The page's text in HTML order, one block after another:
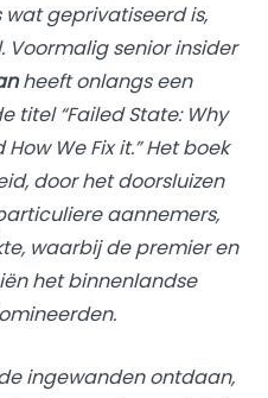
geprivatiseerd is,
Voormalig senior insider
heeft onlangs een
titel “Failed State: Why
We Fix it.” Het boek
door het doorsluizen
aannemers,
waarbij de premier en
het binnenlandse
ingewanden ontdaan,